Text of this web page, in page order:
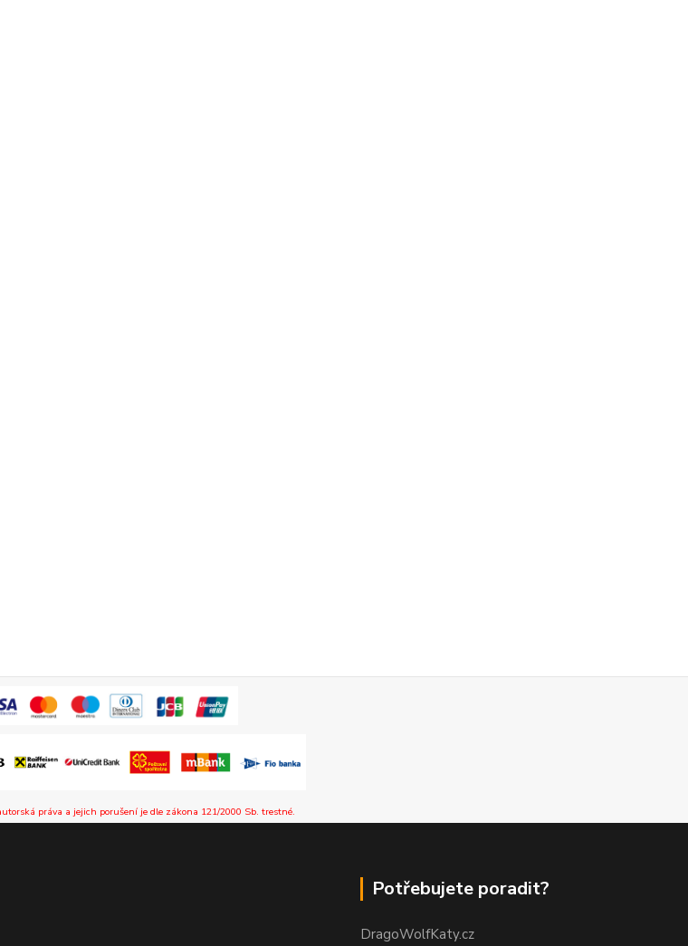
práva a jejich porušení je dle zákona 121/2000 Sb. trestné.
Potřebujete poradit?
DragoWolfKaty.cz